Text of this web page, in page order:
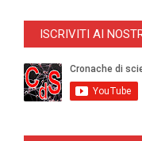
09-
ISCRIVITI AI